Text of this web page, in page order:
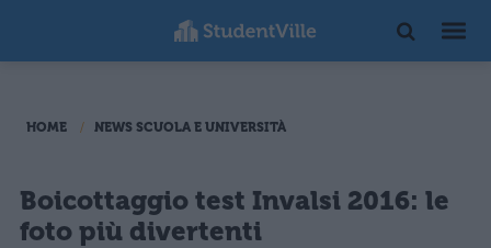
HOME NEWS SCUOLA E UNIVERSITÀ
Boicottaggio test Invalsi 2016: le
foto più divertenti